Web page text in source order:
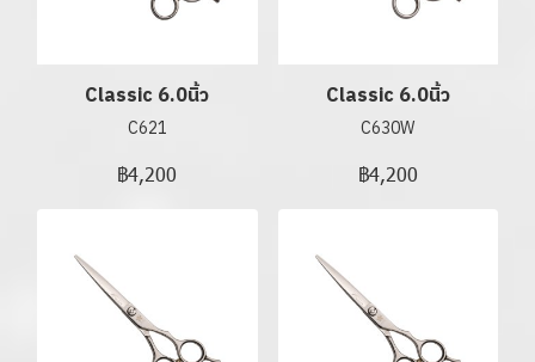
Classic 6.0นิ้ว
C621
฿4,200
Classic 6.0นิ้ว
C630W
฿4,200